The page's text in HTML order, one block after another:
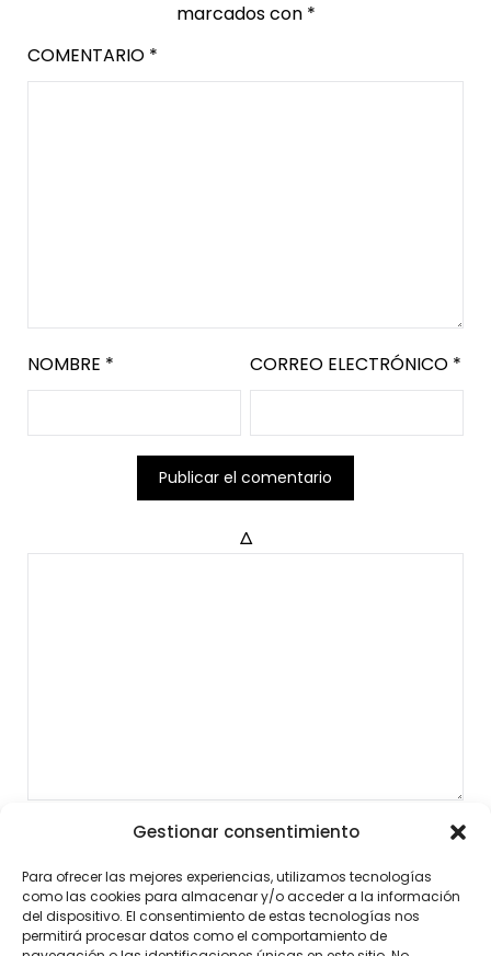
marcados con *
COMENTARIO *
NOMBRE * CORREO ELECTRÓNICO *
Δ
Gestionar consentimiento
Para ofrecer las mejores experiencias, utilizamos tecnologías
como las cookies para almacenar y/o acceder a la información
del dispositivo. El consentimiento de estas tecnologías nos
permitirá procesar datos como el comportamiento de